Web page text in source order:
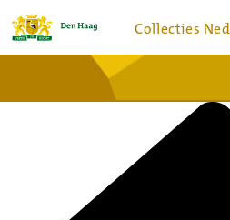
Collecties
Bronnen en collecties